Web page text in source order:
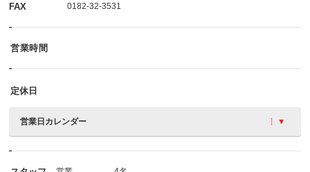
FAX 0182-32-3531
営業時間
定休日
営業日カレンダー